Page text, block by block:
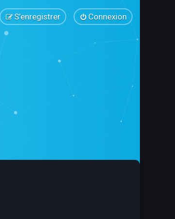
Connexion
S’enregistrer